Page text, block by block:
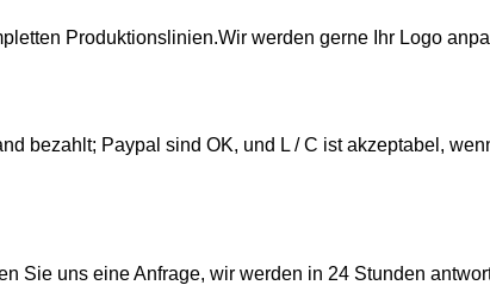
Produktionslinien.Wir werden gerne Ihr Logo
bezahlt; Paypal sind OK, und L / C ist akzeptabel,
Sie uns eine Anfrage, wir werden in 24 Stunden